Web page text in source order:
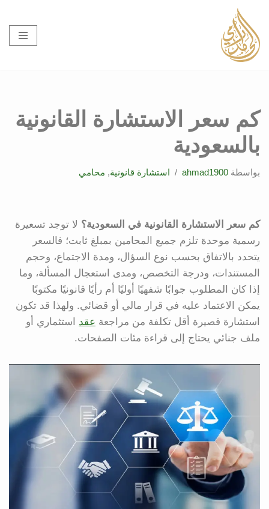
تخطى
إلى
المحتوى
كم سعر الاستشارة القانونية
بالسعودية
بواسطة ahmad1900 استشارة قانونية, محامي
كم سعر الاستشارة القانونية في السعودية؟ لا توجد تسعيرة
رسمية موحدة تلزم جميع المحامين بمبلغ ثابت؛ فالسعر
يتحدد بالاتفاق بحسب نوع السؤال، ومدة الاجتماع، وحجم
المستندات، ودرجة التخصص، ومدى استعجال المسألة، وما
إذا كان المطلوب جوابًا شفهيًا أوليًا أم رأيًا قانونيًا مكتوبًا
يمكن الاعتماد عليه في قرار مالي أو قضائي. ولهذا قد تكون
استشارة قصيرة أقل تكلفة من مراجعة عقد استثماري أو
ملف جنائي يحتاج إلى قراءة مئات الصفحات.